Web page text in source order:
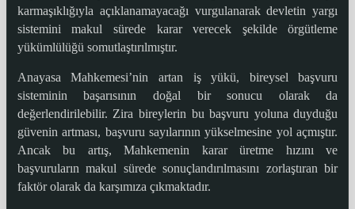
karmaşıklığıyla açıklanamayacağı vurgulanarak devletin yargı
sistemini makul sürede karar verecek şekilde örgütleme
yükümlülüğü somutlaştırılmıştır.
Anayasa Mahkemesi’nin artan iş yükü, bireysel başvuru
sisteminin başarısının doğal bir sonucu olarak da
değerlendirilebilir. Zira bireylerin bu başvuru yoluna duyduğu
güvenin artması, başvuru sayılarının yükselmesine yol açmıştır.
Ancak bu artış, Mahkemenin karar üretme hızını ve
başvuruların makul sürede sonuçlandırılmasını zorlaştıran bir
faktör olarak da karşımıza çıkmaktadır.